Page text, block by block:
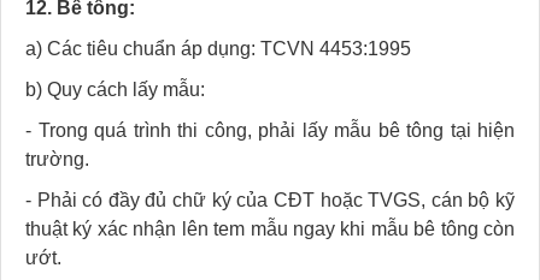
12. Bê tông:
a) Các tiêu chuẩn áp dụng: TCVN 4453:1995
b) Quy cách lấy mẫu:
- Trong quá trình thi công, phải lấy mẫu bê tông tại hiện
trường.
- Phải có đầy đủ chữ ký của CĐT hoặc TVGS, cán bộ kỹ
thuật ký xác nhận lên tem mẫu ngay khi mẫu bê tông còn
ướt.